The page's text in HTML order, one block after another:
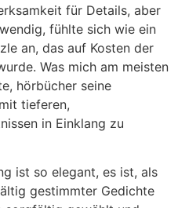
für Details, aber
fühlte sich wie ein
an, das auf Kosten der
Was mich am meisten
hörbücher seine
tieferen,
in Einklang zu
ist so elegant, es ist, als
gestimmter Gedichte